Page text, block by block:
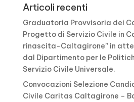
Articoli recenti
Graduatoria Provvisoria dei
Progetto di Servizio Civile in
rinascita-Caltagirone” in
dal Dipartimento per le
Servizio Civile Universale.
Convocazioni Selezione
Civile Caritas Caltagirone –